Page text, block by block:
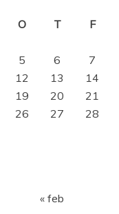
O T F
5 6 7
12 13 14
19 20 21
26 27 28
« feb